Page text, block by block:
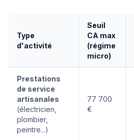
Type
d'activité
Seuil
CA max
(régime
micro)
Prestations
de service
artisanales
(électricien,
plombier,
peintre...)
77 700
€